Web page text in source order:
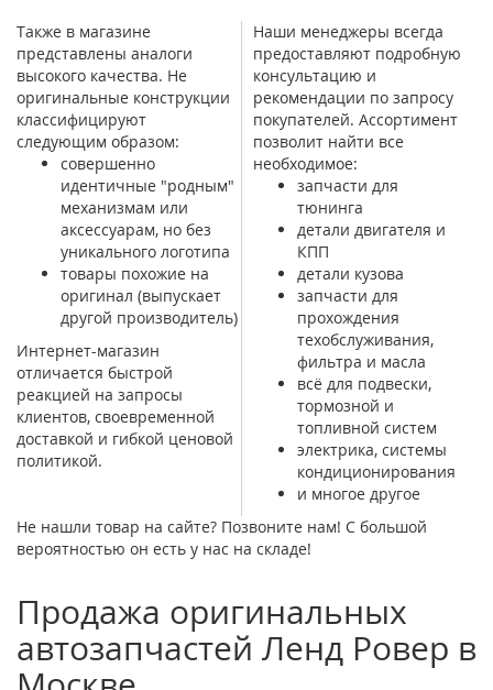
Также в магазине
представлены аналоги
высокого качества. Не
оригинальные конструкции
классифицируют
следующим образом:
совершенно
идентичные "родным"
механизмам или
аксессуарам, но без
уникального логотипа
товары похожие на
оригинал (выпускает
другой производитель)
Интернет-магазин
отличается быстрой
реакцией на запросы
клиентов, своевременной
доставкой и гибкой ценовой
политикой.
Наши менеджеры всегда
предоставляют подробную
консультацию и
рекомендации по запросу
покупателей. Ассортимент
позволит найти все
необходимое:
запчасти для
тюнинга
детали двигателя и
КПП
детали кузова
запчасти для
прохождения
техобслуживания,
фильтра и масла
всё для подвески,
тормозной и
топливной систем
электрика, системы
кондиционирования
и многое другое
Не нашли товар на сайте? Позвоните нам! С большой
вероятностью он есть у нас на складе!
Продажа оригинальных
автозапчастей Ленд Ровер в